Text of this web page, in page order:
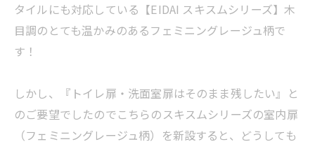
タイルにも対応している【EIDAI スキスムシリーズ】木
目調のとても温かみのあるフェミニングレージュ柄で
す！
しかし、『トイレ扉・洗面室扉はそのまま残したい』と
のご要望でしたのでこちらのスキスムシリーズの室内扉
（フェミニングレージュ柄）を新設すると、どうしても